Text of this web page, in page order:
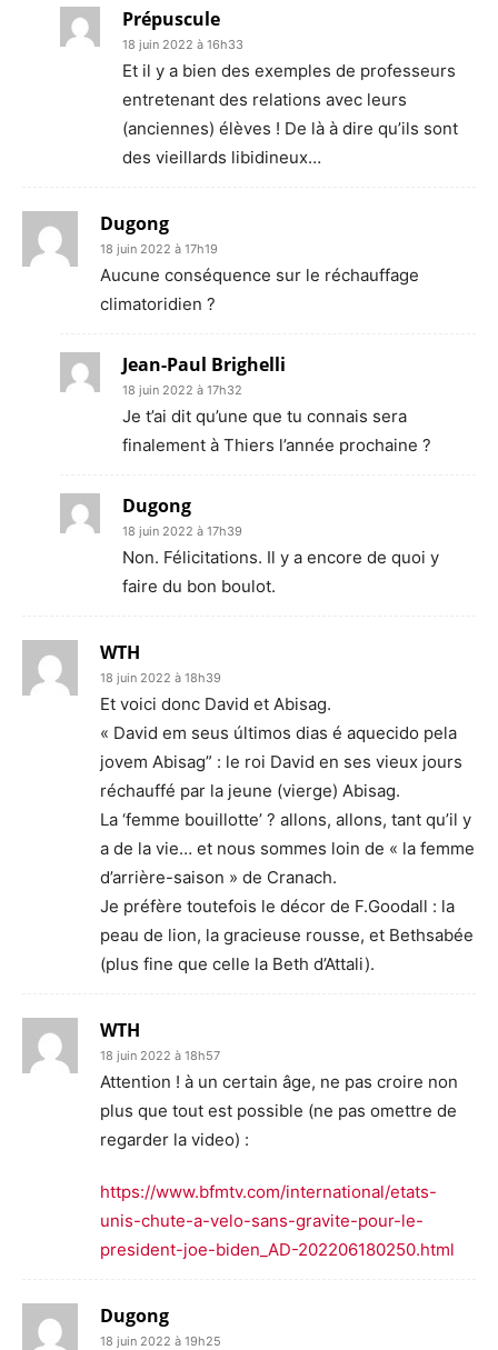
Prépuscule
18 juin 2022 à 16h33
Et il y a bien des exemples de professeurs
entretenant des relations avec leurs
(anciennes) élèves ! De là à dire qu’ils sont
des vieillards libidineux…
Dugong
18 juin 2022 à 17h19
Aucune conséquence sur le réchauffage
climatoridien ?
Jean-Paul Brighelli
18 juin 2022 à 17h32
Je t’ai dit qu’une que tu connais sera
finalement à Thiers l’année prochaine ?
Dugong
18 juin 2022 à 17h39
Non. Félicitations. Il y a encore de quoi y
faire du bon boulot.
WTH
18 juin 2022 à 18h39
Et voici donc David et Abisag.
« David em seus últimos dias é aquecido pela
jovem Abisag” : le roi David en ses vieux jours
réchauffé par la jeune (vierge) Abisag.
La ‘femme bouillotte’ ? allons, allons, tant qu’il y
a de la vie… et nous sommes loin de « la femme
d’arrière-saison » de Cranach.
Je préfère toutefois le décor de F.Goodall : la
peau de lion, la gracieuse rousse, et Bethsabée
(plus fine que celle la Beth d’Attali).
WTH
18 juin 2022 à 18h57
Attention ! à un certain âge, ne pas croire non
plus que tout est possible (ne pas omettre de
regarder la video) :
https://www.bfmtv.com/international/etats-
unis-chute-a-velo-sans-gravite-pour-le-
president-joe-biden_AD-202206180250.html
Dugong
18 juin 2022 à 19h25